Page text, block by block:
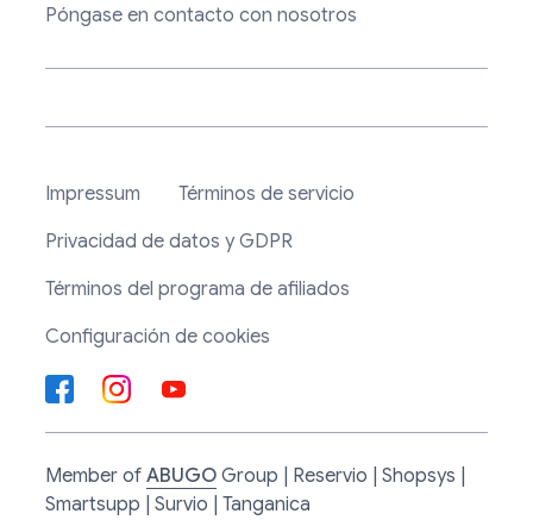
Póngase en contacto con nosotros
Impressum
Términos de servicio
Privacidad de datos y GDPR
Términos del programa de afiliados
Configuración de cookies
Member of ABUGO Group | Reservio | Shopsys |
Smartsupp | Survio | Tanganica